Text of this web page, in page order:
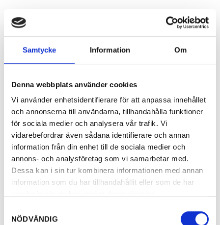
Samtycke Information Om
Denna webbplats använder cookies
Vi använder enhetsidentifierare för att anpassa innehållet
och annonserna till användarna, tillhandahålla funktioner
för sociala medier och analysera vår trafik. Vi
vidarebefordrar även sådana identifierare och annan
information från din enhet till de sociala medier och
annons- och analysföretag som vi samarbetar med.
Dessa kan i sin tur kombinera informationen med annan
information som du har tillhandahållit eller som de har
NÖDVÄNDIG